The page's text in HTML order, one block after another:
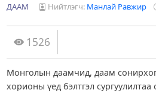
ДААМ Нийтлэгч: Манлай Равжир
1526
Монголын даамчид, даам
хорионы үед бэлтгэл сургуулилтаа